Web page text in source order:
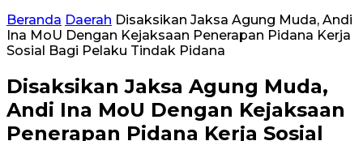
Beranda Daerah Disaksikan Jaksa Agung Muda, Andi
Ina MoU Dengan Kejaksaan Penerapan Pidana Kerja
Sosial Bagi Pelaku Tindak Pidana
Disaksikan Jaksa Agung Muda,
Andi Ina MoU Dengan Kejaksaan
Penerapan Pidana Kerja Sosial